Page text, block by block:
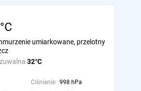
32°C
umiarkowane, przelotny
Ciśnienie: 998 hPa